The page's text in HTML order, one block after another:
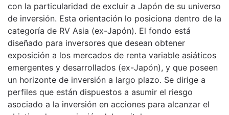
con la particularidad de excluir a Japón de su universo
de inversión. Esta orientación lo posiciona dentro de la
categoría de RV Asia (ex-Japón). El fondo está
diseñado para inversores que desean obtener
exposición a los mercados de renta variable asiáticos
emergentes y desarrollados (ex-Japón), y que poseen
un horizonte de inversión a largo plazo. Se dirige a
perfiles que están dispuestos a asumir el riesgo
asociado a la inversión en acciones para alcanzar el